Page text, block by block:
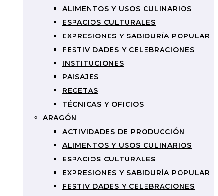
ALIMENTOS Y USOS CULINARIOS
ESPACIOS CULTURALES
EXPRESIONES Y SABIDURÍA POPULAR
FESTIVIDADES Y CELEBRACIONES
INSTITUCIONES
PAISAJES
RECETAS
TÉCNICAS Y OFICIOS
ARAGÓN
ACTIVIDADES DE PRODUCCIÓN
ALIMENTOS Y USOS CULINARIOS
ESPACIOS CULTURALES
EXPRESIONES Y SABIDURÍA POPULAR
FESTIVIDADES Y CELEBRACIONES